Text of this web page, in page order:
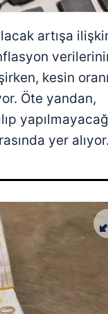
artışa
kesin oranı
Öte yandan,
yer alıyor.